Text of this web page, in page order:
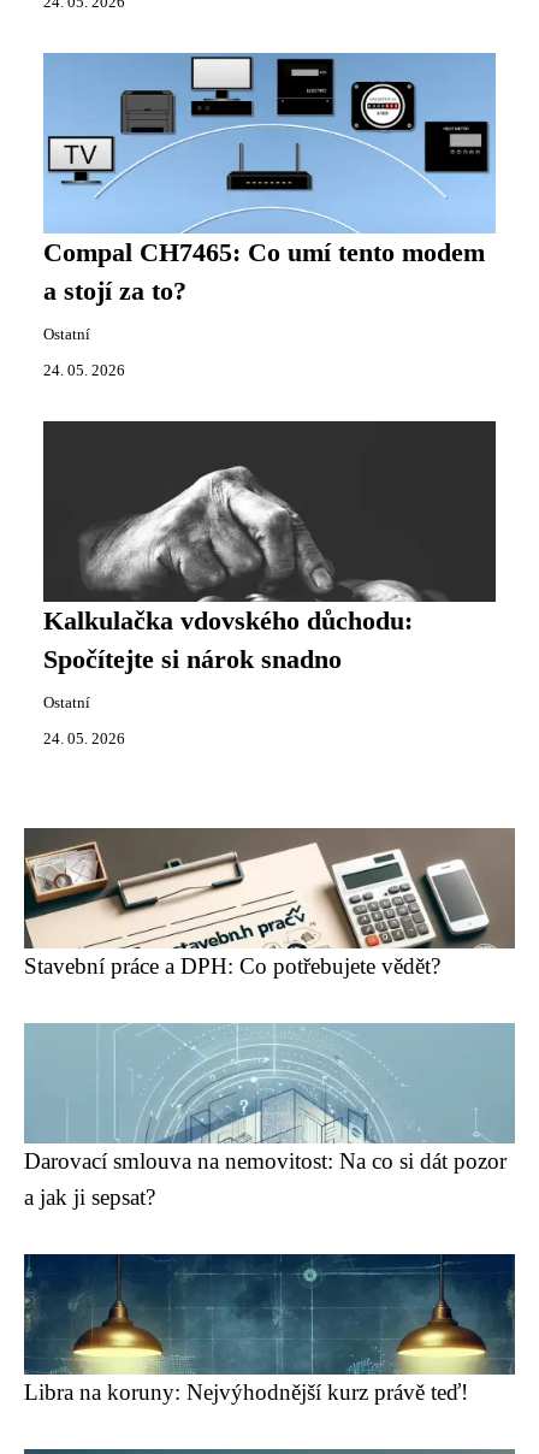
Compal CH7465: Co umí tento modem
a stojí za to?
Ostatní
24. 05. 2026
Kalkulačka vdovského důchodu:
Spočítejte si nárok snadno
Ostatní
24. 05. 2026
Stavební práce a DPH: Co potřebujete vědět?
Darovací smlouva na nemovitost: Na co si dát pozor
a jak ji sepsat?
Libra na koruny: Nejvýhodnější kurz právě teď!